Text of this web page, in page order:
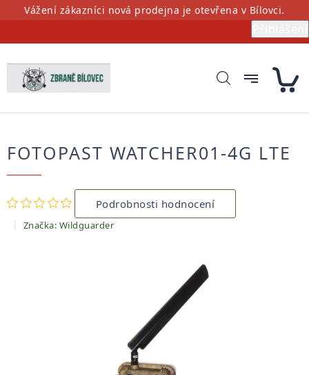
PřejítVážení zákazníci nová prodejna je otevřena v Bílovci.
FOTOPAST WATCHER01-4G LTE
Průměrné
hodnocení
produktu
je
Podrobnosti hodnocení
Značka: Wildguarder